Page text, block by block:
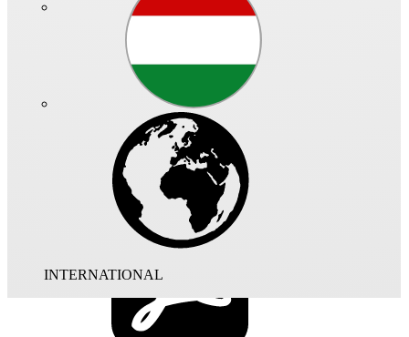
INTERNATIONAL
PDF